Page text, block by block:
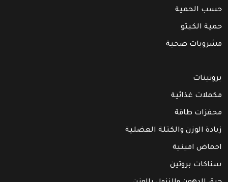
حسب الحمية
حمية الكيتو
مشروبات صحية
بروتينات
مكملات غذائية
محفزات طاقة
زيادة الوزن والكتلة العضلية
احماض امينية
سناكات بروتين